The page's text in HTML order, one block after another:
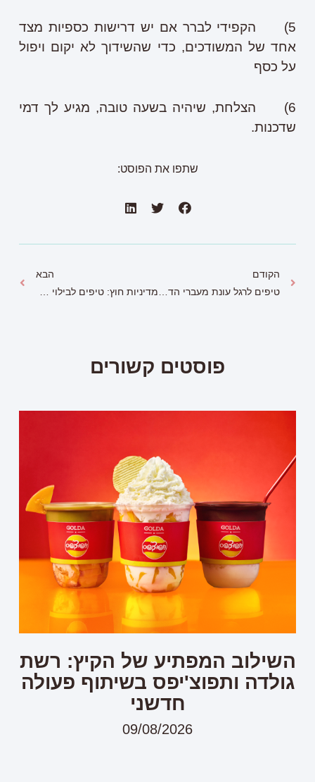
5) הקפידי לברר אם יש דרישות כספיות מצד
אחד של המשודכים, כדי שהשידוך לא יקום ויפול
על כסף
6) הצלחת, שיהיה בשעה טובה, מגיע לך דמי
שדכנות.
שתפו את הפוסט:
הקודם
טיפים לרגל עונת מעברי הדירה והשיפוצים
הבא
פוסטים קשורים
השילוב המפתיע של הקיץ: רשת
גולדה ותפוצ'יפס בשיתוף פעולה
חדשני
09/08/2026